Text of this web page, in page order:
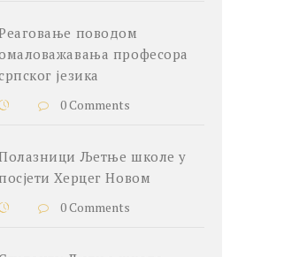
поводом
професора
језика
0 Comments
Љетње школе у
посјети Херцег Новом
0 Comments